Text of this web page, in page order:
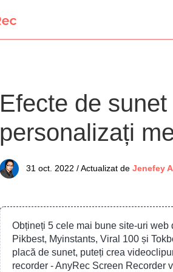
Efecte de
personalizați
31 oct. 2022 / Actualizat de Jenefey
Obțineți 5 cele mai bune site-uri web
Pikbest, Myinstants, Viral 100 și
placă de sunet, puteți crea
recorder - AnyRec Screen Recorder